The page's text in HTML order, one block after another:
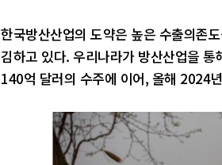
한국방산산업의 도약은 높은 수출의존
김하고 있다. 우리나라가 방산산업을
140억 달러의 수주에 이어, 올해 2024